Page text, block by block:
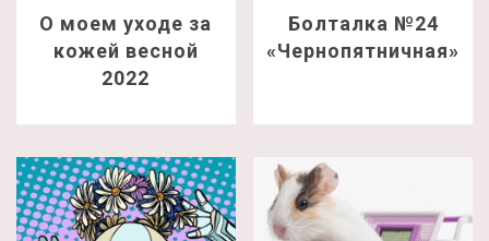
О моем уходе за
кожей весной
2022
Болталка №24
«Чернопятничная»